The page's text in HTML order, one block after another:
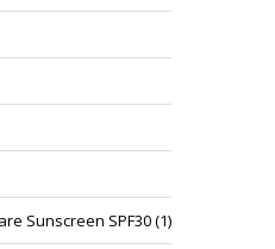
Sunscreen SPF30(1)